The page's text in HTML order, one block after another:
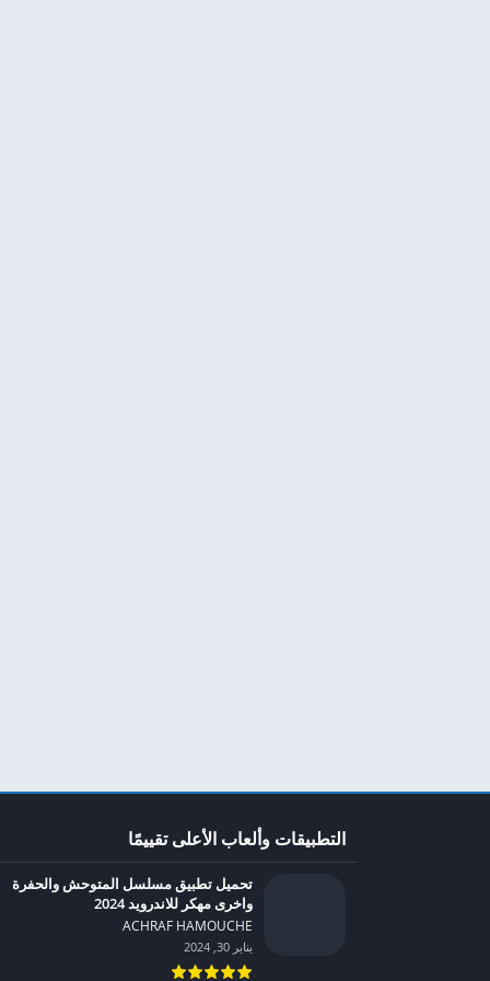
التطبيقات وألعاب الأعلى تقييمًا
تحميل تطبيق مسلسل المتوحش والحفرة
واخرى مهكر للاندرويد 2024
ACHRAF HAMOUCHE‏
يناير 30, 2024